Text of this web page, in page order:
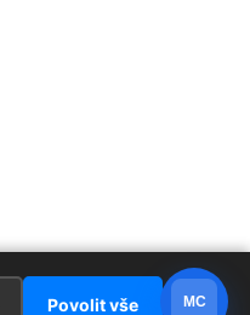
Povolit vše MC